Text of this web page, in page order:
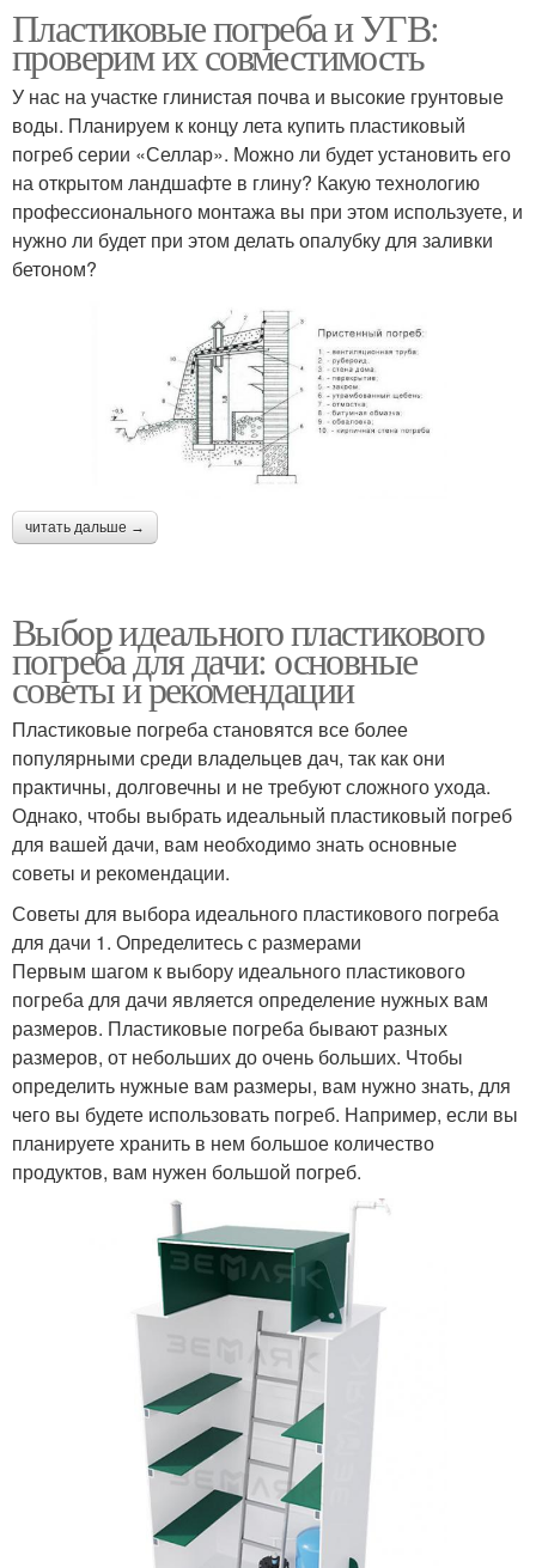
Пластиковые погреба и УГВ:
проверим их совместимость
У нас на участке глинистая почва и высокие грунтовые
воды. Планируем к концу лета купить пластиковый
погреб серии «Селлар». Можно ли будет установить его
на открытом ландшафте в глину? Какую технологию
профессионального монтажа вы при этом используете, и
нужно ли будет при этом делать опалубку для заливки
бетоном?
читать дальше →
Выбор идеального пластикового
погреба для дачи: основные
советы и рекомендации
Пластиковые погреба становятся все более
популярными среди владельцев дач, так как они
практичны, долговечны и не требуют сложного ухода.
Однако, чтобы выбрать идеальный пластиковый погреб
для вашей дачи, вам необходимо знать основные
советы и рекомендации.
Советы для выбора идеального пластикового погреба
для дачи 1. Определитесь с размерами
Первым шагом к выбору идеального пластикового
погреба для дачи является определение нужных вам
размеров. Пластиковые погреба бывают разных
размеров, от небольших до очень больших. Чтобы
определить нужные вам размеры, вам нужно знать, для
чего вы будете использовать погреб. Например, если вы
планируете хранить в нем большое количество
продуктов, вам нужен большой погреб.